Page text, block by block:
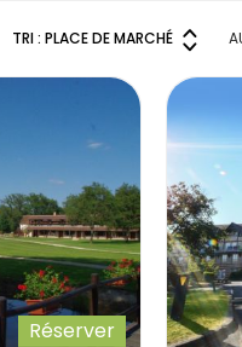
TRI : PLACE DE MARCHÉ
Réserver